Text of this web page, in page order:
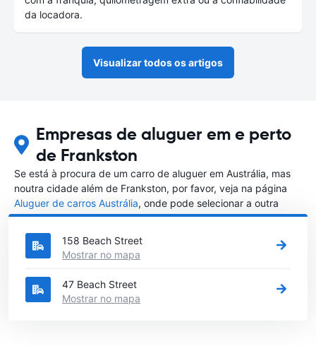
da locadora.
Visualizar todos os artigos
Empresas de aluguer em e perto
de Frankston
Se está à procura de um carro de aluguer em Austrália, mas
noutra cidade além de Frankston, por favor, veja na página
Aluguer de carros Austrália, onde pode selecionar a outra
cidade em Austrália que gostaria de alugar um carro
158 Beach Street
Mostrar no mapa
47 Beach Street
Mostrar no mapa